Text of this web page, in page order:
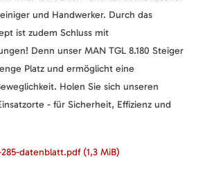
und Handwerker. Durch das
ist zudem Schluss mit
Denn unser MAN TGL 8.180 Steiger
Platz und ermöglicht eine
Holen Sie sich unseren
- für Sicherheit, Effizienz und
datenblatt.pdf (1,3 MiB)